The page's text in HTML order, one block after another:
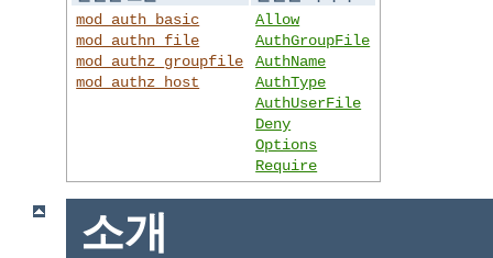
mod_auth_basic
mod_authn_file
mod_authz_groupfile
mod_authz_host
Allow
AuthGroupFile
AuthName
AuthType
AuthUserFile
Deny
Options
Require
소개